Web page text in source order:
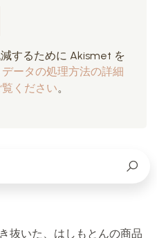
するために Akismet を
ータの処理方法の詳細
ください。
抜いた、はしもとんの商品